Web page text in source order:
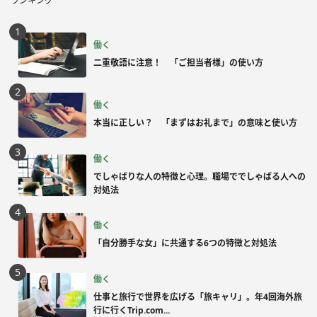
働く
二重敬語に注意！ 「ご担当者様」の使い方
働く
本当に正しい？ 「まずはお礼まで」の意味と使い方
働く
でしゃばりな人の特徴と心理。職場ででしゃばる人への
対処法
働く
「自分勝手な女」に共通する6つの特徴と対処法
働く
仕事と旅行で世界を広げる「旅キャリ」。年4回海外旅
行に行くTrip.com...